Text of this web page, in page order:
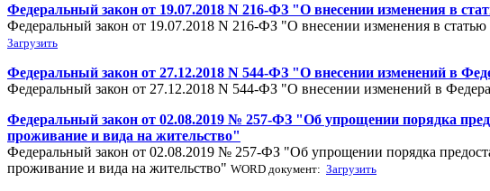
Федеральный закон от 19.07.2018 N 216-ФЗ "О внесении изменения в
Федеральный закон от 19.07.2018 N 216-ФЗ "О внесении изменения в
Загрузить
Федеральный закон от 27.12.2018 N 544-ФЗ "О внесении изменений в
Федеральный закон от 27.12.2018 N 544-ФЗ "О внесении изменений в
Федеральный закон от 02.08.2019 № 257-ФЗ "Об упрощении порядка
проживание и вида на жительство"
Федеральный закон от 02.08.2019 № 257-ФЗ "Об упрощении порядка
проживание и вида на жительство" WORD документ: Загрузить